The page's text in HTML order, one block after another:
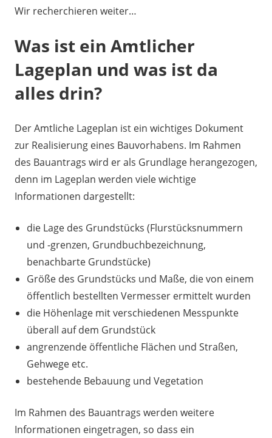
Wir recherchieren weiter…
Was ist ein Amtlicher
Lageplan und was ist da
alles drin?
Der Amtliche Lageplan ist ein wichtiges Dokument
zur Realisierung eines Bauvorhabens. Im Rahmen
des Bauantrags wird er als Grundlage herangezogen,
denn im Lageplan werden viele wichtige
Informationen dargestellt:
die Lage des Grundstücks (Flurstücksnummern
und -grenzen, Grundbuchbezeichnung,
benachbarte Grundstücke)
Größe des Grundstücks und Maße, die von einem
öffentlich bestellten Vermesser ermittelt wurden
die Höhenlage mit verschiedenen Messpunkte
überall auf dem Grundstück
angrenzende öffentliche Flächen und Straßen,
Gehwege etc.
bestehende Bebauung und Vegetation
Im Rahmen des Bauantrags werden weitere
Informationen eingetragen, so dass ein